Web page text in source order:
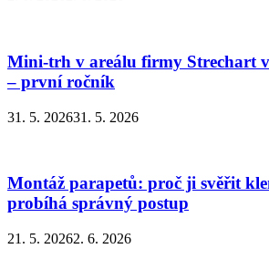
Mini-trh v areálu firmy Strechart
– první ročník
31. 5. 202631. 5. 2026
Montáž parapetů: proč ji svěřit
probíhá správný postup
21. 5. 20262. 6. 2026